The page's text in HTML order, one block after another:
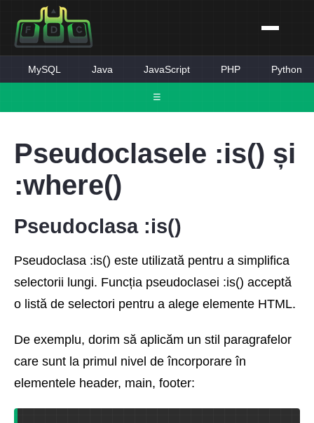
☰
MySQL Java JavaScript PHP Python
Pseudoclasele :is() și
:where()
Pseudoclasa :is()
Pseudoclasa :is() este utilizată pentru a simplifica
selectorii lungi. Funcția pseudoclasei :is() acceptă
o listă de selectori pentru a alege elemente HTML.
De exemplu, dorim să aplicăm un stil paragrafelor
care sunt la primul nivel de încorporare în
elementele header, main, footer: